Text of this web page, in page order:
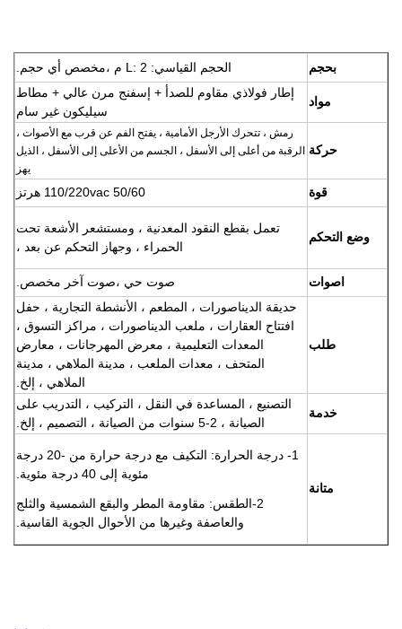
بحجم الحجم القياسي: L: 2 م ، مخصص أي حجم.
مواد
إطار فولاذي مقاوم للصدأ + إسفنج مرن عالي + مطاط
سيليكون غير سام
حركة
رمش ، تتحرك الأرجل الأمامية ، يفتح الفم عن قرب مع الأصوات ،
الرقبة من أعلى إلى الأسفل ، الجسم من الأعلى إلى الأسفل ، الذيل
يهز
قوة 110/220vac 50/60 هرتز
وضع التحكم
تعمل بقطع النقود المعدنية ، ومستشعر الأشعة تحت
الحمراء ، وجهاز التحكم عن بعد ،
اصوات صوت حي ،صوت آخر مخصص.
طلب
حديقة الديناصورات ، المطعم ، الأنشطة التجارية ، حفل
افتتاح العقارات ، ملعب الديناصورات ، مراكز التسوق ،
المعدات التعليمية ، معرض المهرجانات ، معارض
المتحف ، معدات الملعب ، مدينة الملاهي ، مدينة
الملاهي ، إلخ.
خدمة
التصنيع ، المساعدة في النقل ، التركيب ، التدريب على
الصيانة ، 2-5 سنوات من الصيانة ، التصميم ، إلخ.
متانة
1- درجة الحرارة: التكيف مع درجة حرارة من -20 درجة
مئوية إلى 40 درجة مئوية.
2-الطقس: مقاومة المطر والبقع الشمسية والثلج
والعاصفة وغيرها من الأحوال الجوية القاسية.